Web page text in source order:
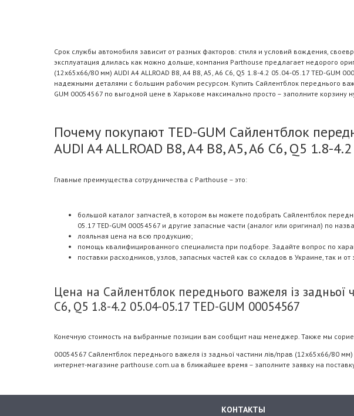
Срок службы автомобиля зависит от разных факторов: стиля и условий вождения,
эксплуатация длилась как можно дольше, компания Parthouse предлагает недорого
(12x65x66/80 мм) AUDI A4 ALLROAD B8, A4 B8, A5, A6 C6, Q5 1.8-4.2 05.04-05.17 TED-
надежными деталями с большим рабочим ресурсом. Купить Сайлентблок переднього
GUM 00054567 по выгодной цене в Харькове максимально просто – заполните
Почему покупают TED-GUM Сайлентблок
AUDI A4 ALLROAD B8, A4 B8, A5, A6 C6, Q5 1.8-
Главные преимущества сотрудничества с Parthouse – это:
большой каталог запчастей, в котором вы можете подобрать Сайлентблок
05.17 TED-GUM 00054567 и другие запасные части (аналог или оригинал) по
лояльная цена на всю продукцию;
помощь квалифицированного специалиста при подборе. Задайте вопрос по
поставки расходников, узлов, запасных частей как со складов в Украине, так и
Цена на Сайлентблок переднього важеля із задньої
C6, Q5 1.8-4.2 05.04-05.17 TED-GUM 00054567
Конечную стоимость на выбранные позиции вам сообщит наш менеджер. Также мы
00054567 Сайлентблок переднього важеля із задньої частини лів/прав (12x65x66/80
интернет-магазине parthouse.com.ua в ближайшее время – заполните заявку на
КОНТАКТЫ